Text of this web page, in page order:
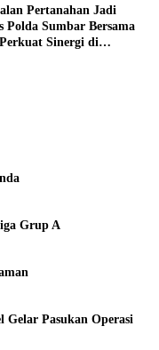
Pertanahan Jadi
Polda Sumbar Bersama
Sinergi di
Grup A
Pasukan Operasi